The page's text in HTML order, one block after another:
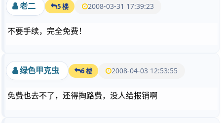
老二 5 楼 2008-03-31 17:39:23
不要手续，完全免费！
绿色甲克虫 6 楼 2008-04-03 12:53:55
免费也去不了，还得掏路费，没人给报销啊